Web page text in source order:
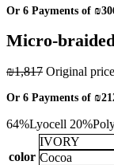
Or 6 Payments of
Micro-
₪1,817 Original
Or 6 Payments of
64%Lyocell
color
IVORY
Cocoa